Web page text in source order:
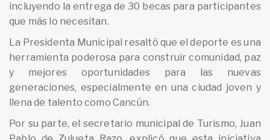
incluyendo la entrega de 30 becas para participantes
que más lo necesitan.
La Presidenta Municipal resaltó que el deporte es una
herramienta poderosa para construir comunidad, paz
y mejores oportunidades para las nuevas
generaciones, especialmente en una ciudad joven y
llena de talento como Cancún.
Por su parte, el secretario municipal de Turismo, Juan